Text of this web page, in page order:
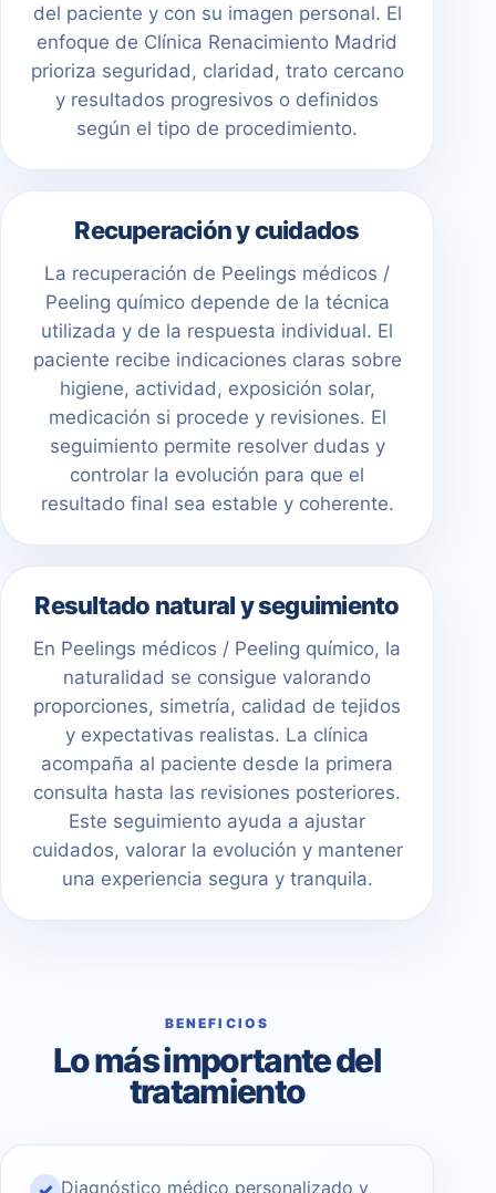
del paciente y con su imagen personal. El
enfoque de Clínica Renacimiento Madrid
prioriza seguridad, claridad, trato cercano
y resultados progresivos o definidos
según el tipo de procedimiento.
Recuperación y cuidados
La recuperación de Peelings médicos /
Peeling químico depende de la técnica
utilizada y de la respuesta individual. El
paciente recibe indicaciones claras sobre
higiene, actividad, exposición solar,
medicación si procede y revisiones. El
seguimiento permite resolver dudas y
controlar la evolución para que el
resultado final sea estable y coherente.
Resultado natural y seguimiento
En Peelings médicos / Peeling químico, la
naturalidad se consigue valorando
proporciones, simetría, calidad de tejidos
y expectativas realistas. La clínica
acompaña al paciente desde la primera
consulta hasta las revisiones posteriores.
Este seguimiento ayuda a ajustar
cuidados, valorar la evolución y mantener
una experiencia segura y tranquila.
BENEFICIOS
Lo más importante del
tratamiento
Diagnóstico médico personalizado y